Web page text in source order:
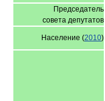
Председатель
совета депутатов
Население (2010)